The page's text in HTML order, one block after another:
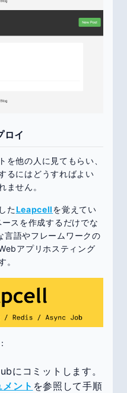
ロイ
を他の人に見てもらい、
るにはどうすればよい
ません。
たLeapcellを覚えてい
スを作成するだけでな
言語やフレームワークの
アプリホスティング
。
にコミットします。
ント を参照して手順